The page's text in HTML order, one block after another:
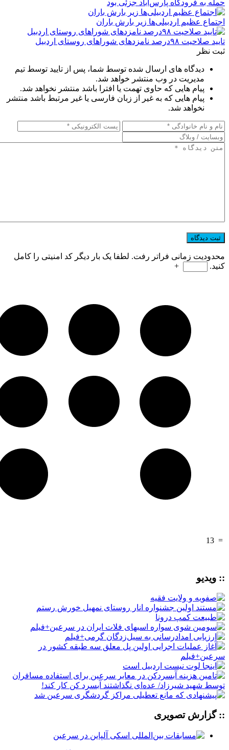
حمله به فرودگاه پارس‌‌آباد جزئی بود
اجتماع عظیم اردبیلی‌ها زیر بارش باران
تایید صلاحیت ۹۸درصد نامزدهای شوراهای روستای اردبیل
ثبت نظر
دیدگاه های ارسال شده توسط شما، پس از تایید توسط تیم
مدیریت در وب منتشر خواهد شد.
پیام هایی که حاوی تهمت یا افترا باشد منتشر نخواهد شد.
پیام هایی که به غیر از زبان فارسی یا غیر مرتبط باشد منتشر
نخواهد شد.
محدودیت زمانی فراتر رفت. لطفا یک بار دیگر کد امنیتی را کامل
کنید.
+
=
13
:: ویدیو
:: گزارش تصویری